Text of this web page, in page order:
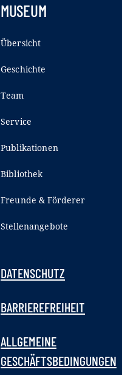
MUSEUM
Übersicht
Geschichte
Team
Service
Publikationen
Bibliothek
Freunde & Förderer
Stellenangebote
DATENSCHUTZ
BARRIEREFREIHEIT
ALLGEMEINE
GESCHÄFTSBEDINGUNGEN